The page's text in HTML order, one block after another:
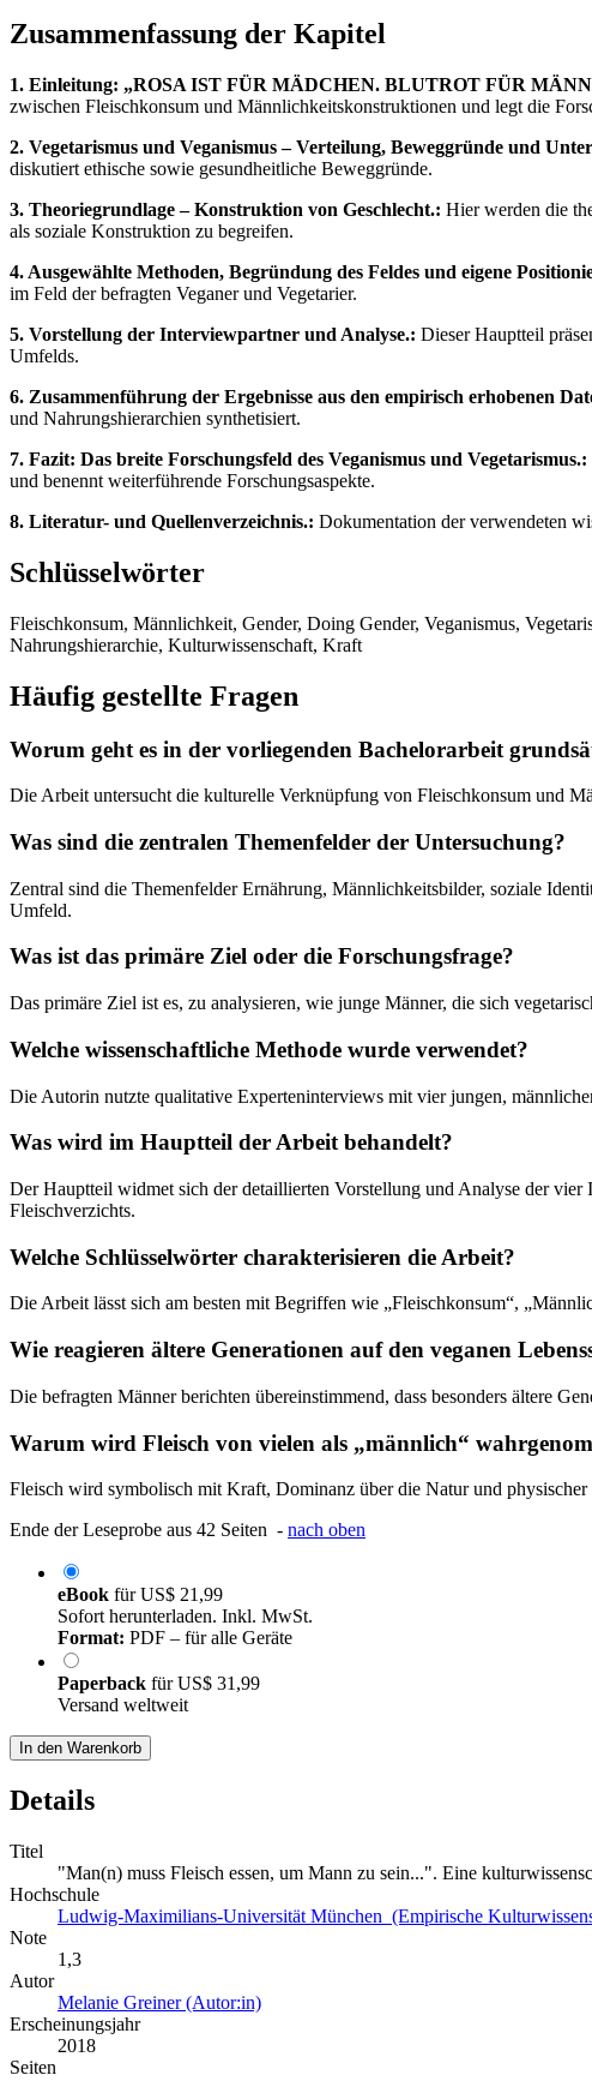
Zusammenfassung der Kapitel
1. Einleitung: „ROSA IST FÜR MÄDCHEN. BLUTROT FÜR
zwischen Fleischkonsum und Männlichkeitskonstruktionen und legt die
2. Vegetarismus und Veganismus – Verteilung, Beweggründe und
diskutiert ethische sowie gesundheitliche Beweggründe.
3. Theoriegrundlage – Konstruktion von Geschlecht.: Hier werden die
als soziale Konstruktion zu begreifen.
4. Ausgewählte Methoden, Begründung des Feldes und eigene
im Feld der befragten Veganer und Vegetarier.
5. Vorstellung der Interviewpartner und Analyse.: Dieser Hauptteil
Umfelds.
6. Zusammenführung der Ergebnisse aus den empirisch erhobenen
und Nahrungshierarchien synthetisiert.
7. Fazit: Das breite Forschungsfeld des Veganismus und Vegetarismus.:
und benennt weiterführende Forschungsaspekte.
8. Literatur- und Quellenverzeichnis.: Dokumentation der verwendeten
Schlüsselwörter
Fleischkonsum, Männlichkeit, Gender, Doing Gender, Veganismus,
Nahrungshierarchie, Kulturwissenschaft, Kraft
Häufig gestellte Fragen
Worum geht es in der vorliegenden Bachelorarbeit
Die Arbeit untersucht die kulturelle Verknüpfung von Fleischkonsum und
Was sind die zentralen Themenfelder der Untersuchung?
Zentral sind die Themenfelder Ernährung, Männlichkeitsbilder, soziale
Umfeld.
Was ist das primäre Ziel oder die Forschungsfrage?
Das primäre Ziel ist es, zu analysieren, wie junge Männer, die sich
Welche wissenschaftliche Methode wurde verwendet?
Die Autorin nutzte qualitative Experteninterviews mit vier jungen,
Was wird im Hauptteil der Arbeit behandelt?
Der Hauptteil widmet sich der detaillierten Vorstellung und Analyse der
Fleischverzichts.
Welche Schlüsselwörter charakterisieren die Arbeit?
Die Arbeit lässt sich am besten mit Begriffen wie „Fleischkonsum“,
Wie reagieren ältere Generationen auf den veganen
Die befragten Männer berichten übereinstimmend, dass besonders ältere
Warum wird Fleisch von vielen als „männlich“
Fleisch wird symbolisch mit Kraft, Dominanz über die Natur und
Ende der Leseprobe aus 42 Seiten - nach oben
eBook fürUS$ 21,99
Sofort herunterladen. Inkl. MwSt.
Format: PDF – für alle Geräte
Paperback fürUS$ 31,99
Versand weltweit
In den Warenkorb
Details
Titel
"Man(n) muss Fleisch essen, um Mann zu sein...". Eine
Hochschule
Ludwig-Maximilians-Universität München (Empirische
Note
1,3
Autor
Melanie Greiner (Autor:in)
Erscheinungsjahr
2018
Seiten